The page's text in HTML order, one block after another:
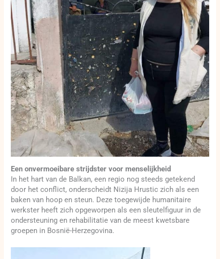
Een onvermoeibare strijdster voor menselijkheid
In het hart van de Balkan, een regio nog steeds getekend
door het conflict, onderscheidt Nizija Hrustic zich als een
baken van hoop en steun. Deze toegewijde humanitaire
werkster heeft zich opgeworpen als een sleutelfiguur in de
ondersteuning en rehabilitatie van de meest kwetsbare
groepen in Bosnië-Herzegovina.